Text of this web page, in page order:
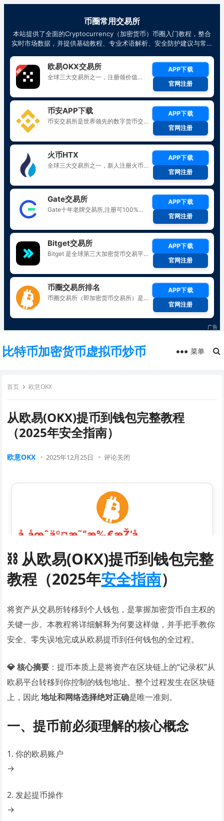
比特币加密货币虚拟币炒币 菜单
首页 欧意OKX
从欧易(OKX)提币到钱包完整教程
（2025年安全指南）
欧意OKX 2025年12月25日 评论关闭
⛓️ 从欧易(OKX)提币到钱包完整
教程（2025年安全指南）
将资产从交易所转移到个人钱包，是掌握加密货币自主权的
关键一步。本教程将详细解释为何要这样做，并手把手教你
安全、零失误地完成从欧易提币到任何钱包的全过程。
💎 核心摘要 ：提币本质上是将资产在区块链上的“记录权”从
欧易平台转移到你控制的钱包地址。整个过程发生在区块链
上，因此地址和网络选择绝对正确是唯一准则。
一、提币前必须理解的核心概念
1. 你的欧易账户
→
2. 发起提币操作
→